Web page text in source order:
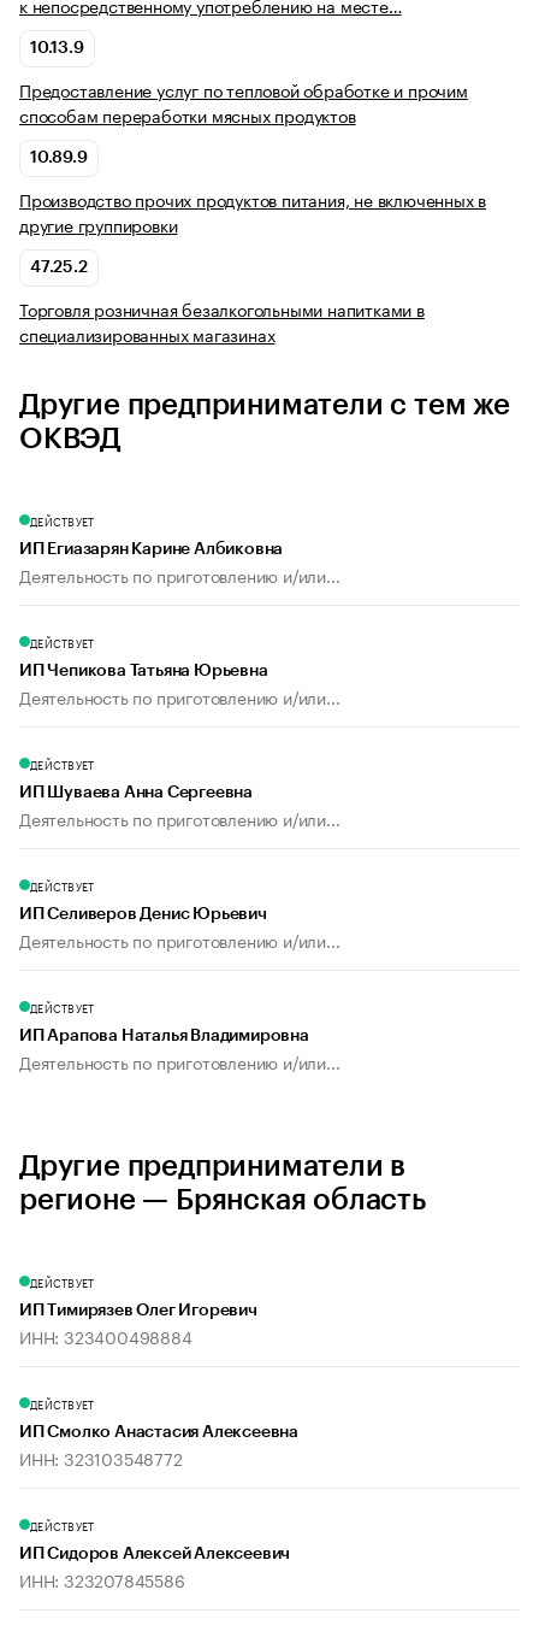
к непосредственному употреблению на месте…
10.13.9
Предоставление услуг по тепловой обработке и прочим
способам переработки мясных продуктов
10.89.9
Производство прочих продуктов питания, не включенных в
другие группировки
47.25.2
Торговля розничная безалкогольными напитками в
специализированных магазинах
Другие предприниматели с тем же
ОКВЭД
ДЕЙСТВУЕТ
ИП Егиазарян Карине Албиковна
Деятельность по приготовлению и/или...
ДЕЙСТВУЕТ
ИП Чепикова Татьяна Юрьевна
Деятельность по приготовлению и/или...
ДЕЙСТВУЕТ
ИП Шуваева Анна Сергеевна
Деятельность по приготовлению и/или...
ДЕЙСТВУЕТ
ИП Селиверов Денис Юрьевич
Деятельность по приготовлению и/или...
ДЕЙСТВУЕТ
ИП Арапова Наталья Владимировна
Деятельность по приготовлению и/или...
Другие предприниматели в
регионе — Брянская область
ДЕЙСТВУЕТ
ИП Тимирязев Олег Игоревич
ИНН: 323400498884
ДЕЙСТВУЕТ
ИП Смолко Анастасия Алексеевна
ИНН: 323103548772
ДЕЙСТВУЕТ
ИП Сидоров Алексей Алексеевич
ИНН: 323207845586